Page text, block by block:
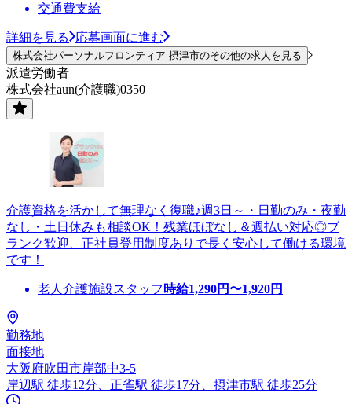
交通費支給
詳細を見る 応募画面に進む
株式会社パーソナルフロンティア 摂津市のその他の求人を見る
派遣労働者
株式会社aun(介護職)0350
介護資格を活かして無理なく復職♪週3日～・日勤のみ・夜勤
なし・土日休みも相談OK！残業ほぼなし＆週払い対応◎ブ
ランク歓迎、正社員登用制度ありで長く安心して働ける環境
です！
老人介護施設スタッフ 時給1,290円〜1,920円
勤務地
面接地
大阪府吹田市岸部中3-5
岸辺駅 徒歩12分、正雀駅 徒歩17分、摂津市駅 徒歩25分